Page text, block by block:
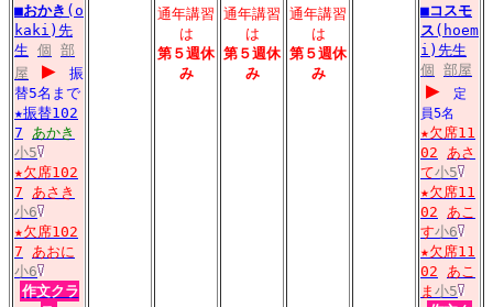
■おかき (o
kaki)先
生 個 部
屋
▶
振
替5名まで
★振替102
7
あかき
小5
★欠席102
7
あさき
小6
★欠席102
7
あおに
小6
作文クラ
通年講習
は
第５週休
み
通年講習
は
第５週休
み
通年講習
は
第５週休
み
■コスモ
ス (hoem
i)先生
個 部屋
▶
定
員5名
★欠席11
02
あさ
て小5
★欠席11
02
あこ
す小6
★欠席11
02
あこ
ま 小5